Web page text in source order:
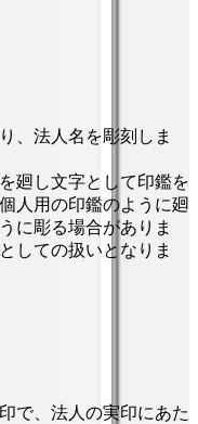
、法人名を彫刻しま
廻し文字として印鑑を
人用の印鑑のように廻
に彫る場合がありま
しての扱いとなりま
で、法人の実印にあた